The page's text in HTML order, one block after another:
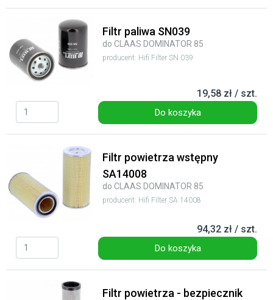
Filtr paliwa SN039
do CLAAS DOMINATOR 85
producent: Hifi Filter SN 039
19,58 zł / szt.
Do koszyka
Filtr powietrza wstępny
SA14008
do CLAAS DOMINATOR 85
producent: Hifi Filter SA 14008
94,32 zł / szt.
Do koszyka
Filtr powietrza - bezpiecznik